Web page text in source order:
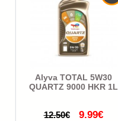
Alyva TOTAL 5W30
QUARTZ 9000 HKR 1L
12.50€ 9.99€